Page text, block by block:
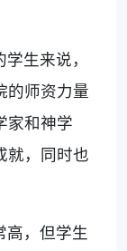
生来说，
的师资力量
家和神学
就，同时也
高，但学生